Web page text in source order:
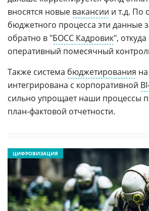
вносятся новые вакансии и т.д. По
бюджетного процесса эти данные
обратно в "БОСС Кадровик",
оперативный помесячный
Также система бюджетирования
интегрирована с корпоративной
сильно упрощает наши процессы
план-фактовой отчетности.
ЦИФРОВИЗАЦИЯ